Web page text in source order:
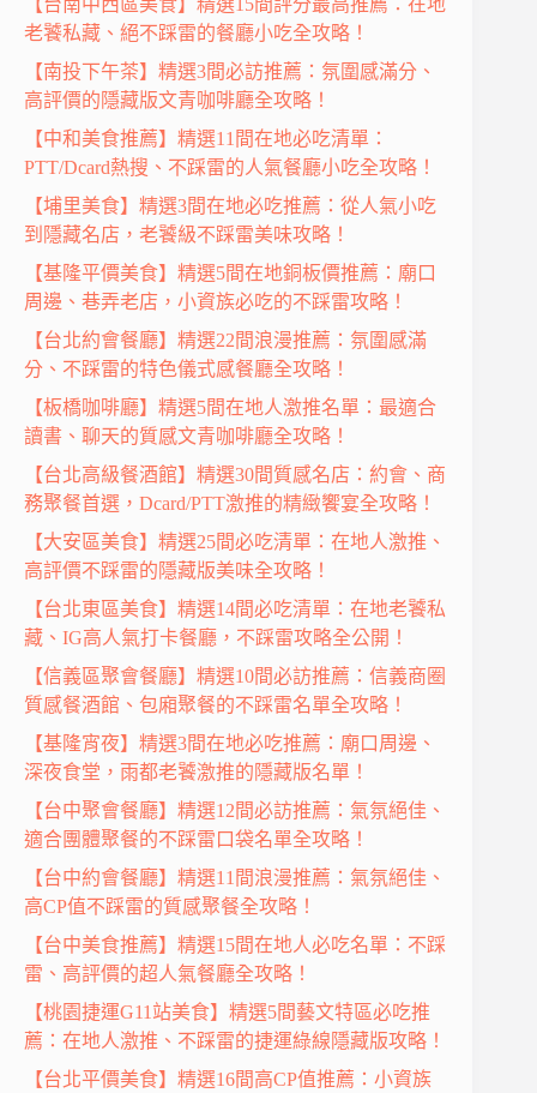
【台南中西區美食】精選15間評分最高推薦：在地
老饕私藏、絕不踩雷的餐廳小吃全攻略！
【南投下午茶】精選3間必訪推薦：氛圍感滿分、
高評價的隱藏版文青咖啡廳全攻略！
【中和美食推薦】精選11間在地必吃清單：
PTT/Dcard熱搜、不踩雷的人氣餐廳小吃全攻略！
【埔里美食】精選3間在地必吃推薦：從人氣小吃
到隱藏名店，老饕級不踩雷美味攻略！
【基隆平價美食】精選5間在地銅板價推薦：廟口
周邊、巷弄老店，小資族必吃的不踩雷攻略！
【台北約會餐廳】精選22間浪漫推薦：氛圍感滿
分、不踩雷的特色儀式感餐廳全攻略！
【板橋咖啡廳】精選5間在地人激推名單：最適合
讀書、聊天的質感文青咖啡廳全攻略！
【台北高級餐酒館】精選30間質感名店：約會、商
務聚餐首選，Dcard/PTT激推的精緻饗宴全攻略！
【大安區美食】精選25間必吃清單：在地人激推、
高評價不踩雷的隱藏版美味全攻略！
【台北東區美食】精選14間必吃清單：在地老饕私
藏、IG高人氣打卡餐廳，不踩雷攻略全公開！
【信義區聚會餐廳】精選10間必訪推薦：信義商圈
質感餐酒館、包廂聚餐的不踩雷名單全攻略！
【基隆宵夜】精選3間在地必吃推薦：廟口周邊、
深夜食堂，雨都老饕激推的隱藏版名單！
【台中聚會餐廳】精選12間必訪推薦：氣氛絕佳、
適合團體聚餐的不踩雷口袋名單全攻略！
【台中約會餐廳】精選11間浪漫推薦：氣氛絕佳、
高CP值不踩雷的質感聚餐全攻略！
【台中美食推薦】精選15間在地人必吃名單：不踩
雷、高評價的超人氣餐廳全攻略！
【桃園捷運G11站美食】精選5間藝文特區必吃推
薦：在地人激推、不踩雷的捷運綠線隱藏版攻略！
【台北平價美食】精選16間高CP值推薦：小資族